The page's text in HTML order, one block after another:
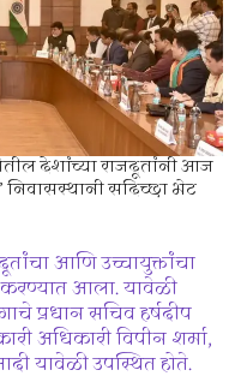
देशांच्या राजदूतांनी आज
निवासस्थानी सदिच्छा भेट
आणि उच्चायुक्तांचा
आला. यावेळी
प्रधान सचिव हर्षदीप
अधिकारी विपीन शर्मा,
यावेळी उपस्थित होते.